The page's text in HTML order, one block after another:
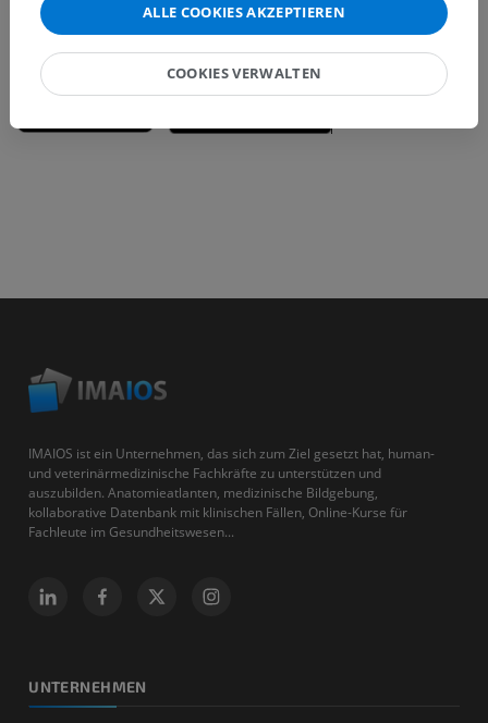
HOLE SIE SICH DIE APP
IMAIOS ist ein Unternehmen, das sich zum Ziel gesetzt hat, human-
und veterinärmedizinische Fachkräfte zu unterstützen und
auszubilden. Anatomieatlanten, medizinische Bildgebung,
kollaborative Datenbank mit klinischen Fällen, Online-Kurse für
Fachleute im Gesundheitswesen...
UNTERNEHMEN
ALLE COOKIES AKZEPTIEREN
COOKIES VERWALTEN